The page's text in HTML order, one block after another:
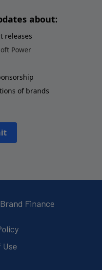
about:
releases
Power
of brands
Brand Finance
Use